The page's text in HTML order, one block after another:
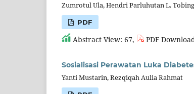
Zumrotul Ula, Hendri Parluhutan L.
PDF
Abstract View: 67, PDF
Sosialisasi Perawatan Luka
Yanti Mustarin, Rezqiqah Aulia Rahmat